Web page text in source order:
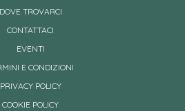
DOVE TROVARCI
CONTATTACI
EVENTI
E CONDIZIONI
PRIVACY POLICY
COOKIE POLICY